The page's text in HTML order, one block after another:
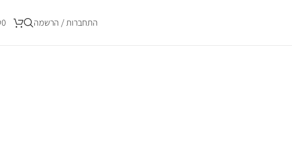
התחברות / הרשמה 0